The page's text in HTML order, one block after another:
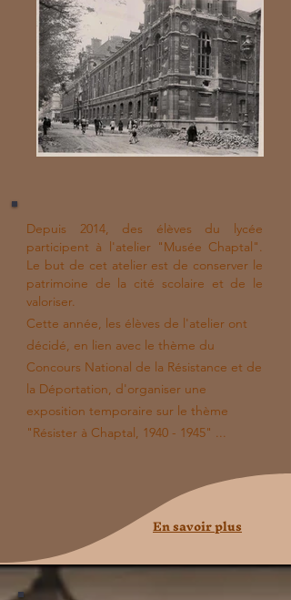
Depuis 2014, des élèves du lycée
participent à l'atelier "Musée Chaptal".
Le but de cet atelier est de conserver le
patrimoine de la cité scolaire et de le
valoriser.
Cette année, les élèves de l'atelier ont
décidé, en lien avec le thème du
Concours National de la Résistance et de
la Déportation, d'organiser une
exposition temporaire sur le thème
"Résister à Chaptal, 1940 - 1945" ...
En savoir plus